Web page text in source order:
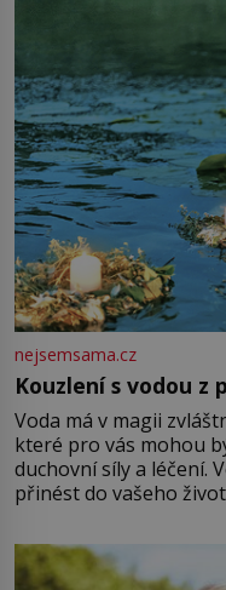
množství růžového
Vezme do ruky dřevěnou
nejsemsama.cz
Kouzlení s vodou
Voda má v magii
které pro vás mohou
duchovní síly a léčení.
přinést do vašeho
můžete obohatit své
větší harmonii a klid.